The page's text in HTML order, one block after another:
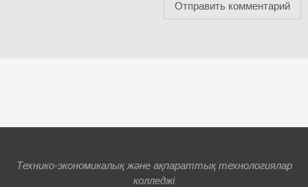
Технико-экономикалық және ақпараттық технологиялар
колледжі